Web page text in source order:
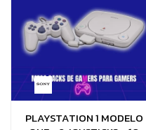
PLAYSTATION 1 MODELO
Accesorios